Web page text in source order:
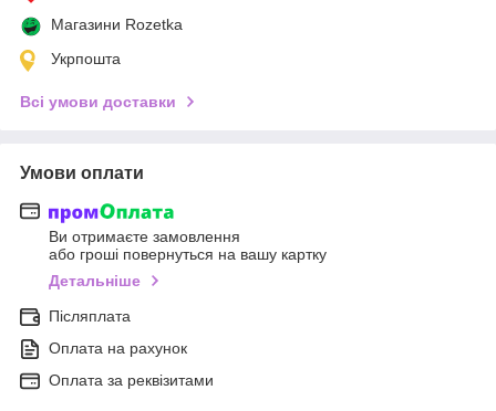
Магазини Rozetka
Укрпошта
Всі умови доставки
Умови оплати
Ви отримаєте замовлення
або гроші повернуться на вашу картку
Детальніше
Післяплата
Оплата на рахунок
Оплата за реквізитами